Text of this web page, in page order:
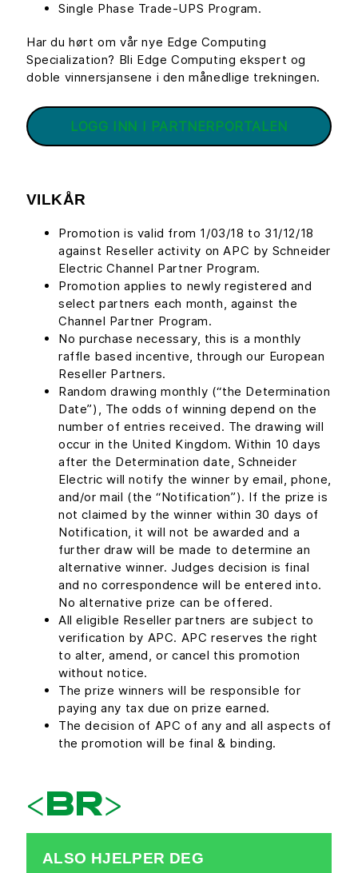
Single Phase Trade-UPS Program.
Har du hørt om vår nye Edge Computing
Specialization? Bli Edge Computing ekspert og
doble vinnersjansene i den månedlige trekningen.
LOGG INN I PARTNERPORTALEN
VILKÅR
Promotion is valid from 1/03/18 to 31/12/18
against Reseller activity on APC by Schneider
Electric Channel Partner Program.
Promotion applies to newly registered and
select partners each month, against the
Channel Partner Program.
No purchase necessary, this is a monthly
raffle based incentive, through our European
Reseller Partners.
Random drawing monthly (“the Determination
Date”), The odds of winning depend on the
number of entries received. The drawing will
occur in the United Kingdom. Within 10 days
after the Determination date, Schneider
Electric will notify the winner by email, phone,
and/or mail (the “Notification”). If the prize is
not claimed by the winner within 30 days of
Notification, it will not be awarded and a
further draw will be made to determine an
alternative winner. Judges decision is final
and no correspondence will be entered into.
No alternative prize can be offered.
All eligible Reseller partners are subject to
verification by APC. APC reserves the right
to alter, amend, or cancel this promotion
without notice.
The prize winners will be responsible for
paying any tax due on prize earned.
The decision of APC of any and all aspects of
the promotion will be final & binding.
<BR>
ALSO HJELPER DEG